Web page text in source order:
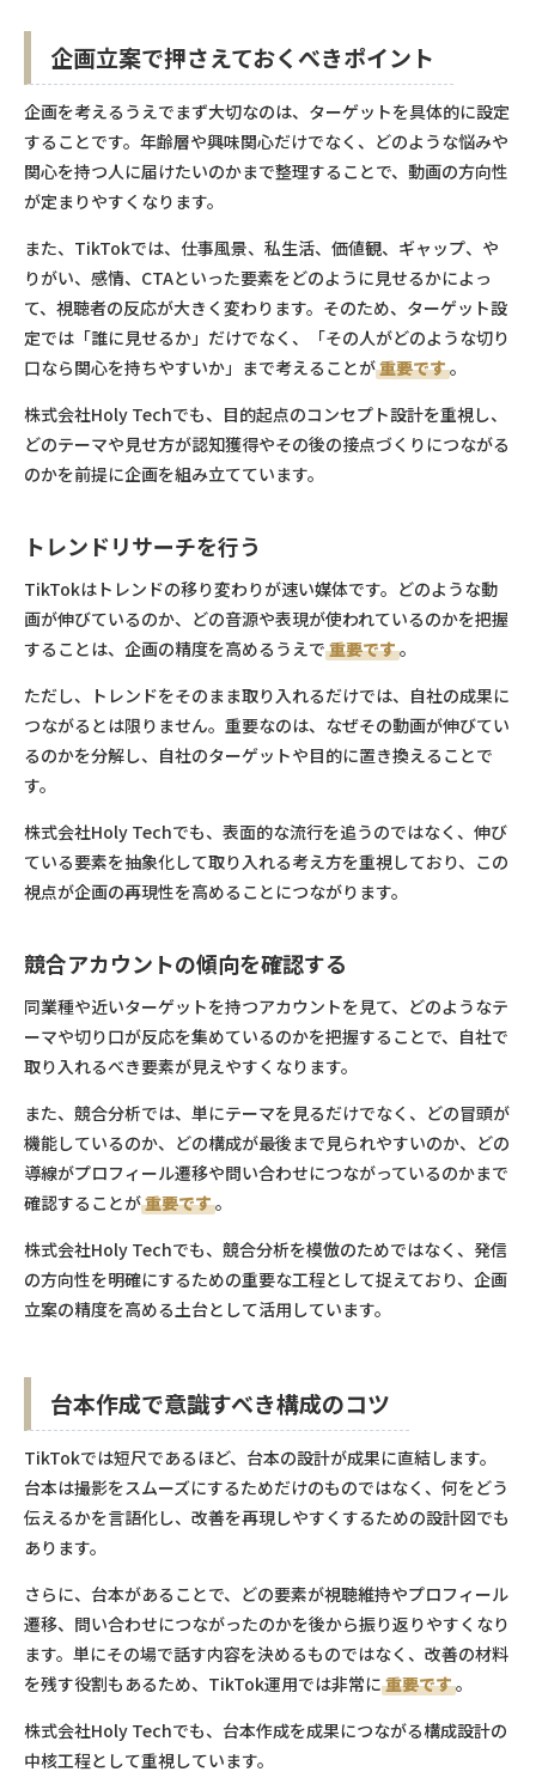
企画立案で押さえておくべきポイント
企画を考えるうえでまず大切なのは、ターゲットを具体的に設定
することです。年齢層や興味関心だけでなく、どのような悩みや
関心を持つ人に届けたいのかまで整理することで、動画の方向性
が定まりやすくなります。
また、TikTokでは、仕事風景、私生活、価値観、ギャップ、や
りがい、感情、CTAといった要素をどのように見せるかによっ
て、視聴者の反応が大きく変わります。そのため、ターゲット設
定では「誰に見せるか」だけでなく、「その人がどのような切り
口なら関心を持ちやすいか」まで考えることが重要です。
株式会社Holy Techでも、目的起点のコンセプト設計を重視し、
どのテーマや見せ方が認知獲得やその後の接点づくりにつながる
のかを前提に企画を組み立てています。
トレンドリサーチを行う
TikTokはトレンドの移り変わりが速い媒体です。どのような動
画が伸びているのか、どの音源や表現が使われているのかを把握
することは、企画の精度を高めるうえで 重要です。
ただし、トレンドをそのまま取り入れるだけでは、自社の成果に
つながるとは限りません。重要なのは、なぜその動画が伸びてい
るのかを分解し、自社のターゲットや目的に置き換えることで
す。
株式会社Holy Techでも、表面的な流行を追うのではなく、伸び
ている要素を抽象化して取り入れる考え方を重視しており、この
視点が企画の再現性を高めることにつながります。
競合アカウントの傾向を確認する
同業種や近いターゲットを持つアカウントを見て、どのようなテ
ーマや切り口が反応を集めているのかを把握することで、自社で
取り入れるべき要素が見えやすくなります。
また、競合分析では、単にテーマを見るだけでなく、どの冒頭が
機能しているのか、どの構成が最後まで見られやすいのか、どの
導線がプロフィール遷移や問い合わせにつながっているのかまで
確認することが重要です。
株式会社Holy Techでも、競合分析を模倣のためではなく、発信
の方向性を明確にするための重要な工程として捉えており、企画
立案の精度を高める土台として活用しています。
台本作成で意識すべき構成のコツ
TikTokでは短尺であるほど、台本の設計が成果に直結します。
台本は撮影をスムーズにするためだけのものではなく、何をどう
伝えるかを言語化し、改善を再現しやすくするための設計図でも
あります。
さらに、台本があることで、どの要素が視聴維持やプロフィール
遷移、問い合わせにつながったのかを後から振り返りやすくなり
ます。単にその場で話す内容を決めるものではなく、改善の材料
を残す役割もあるため、TikTok運用では非常に 重要です。
株式会社Holy Techでも、台本作成を成果につながる構成設計の
中核工程として重視しています。